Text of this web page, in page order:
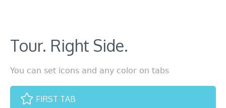
Tour. Right Side.
You can set icons and any color on tabs
FIRST TAB